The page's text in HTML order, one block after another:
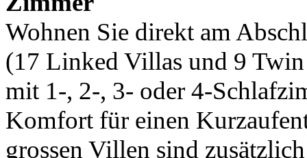
Wohnen Sie direkt am
(17 Linked Villas und 9
mit 1-, 2-, 3- oder 4-
Komfort für einen
grossen Villen sind